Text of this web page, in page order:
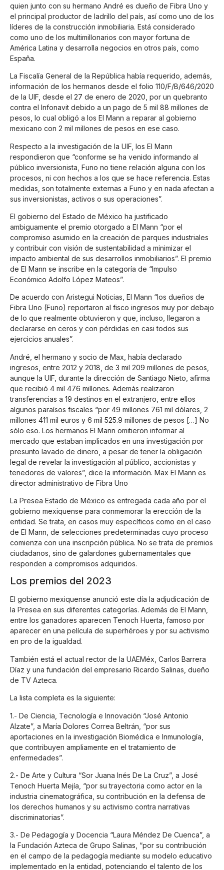
quien junto con su hermano André es dueño de Fibra Uno y
el principal productor de ladrillo del país, así como uno de los
líderes de la construcción inmobiliaria. Está considerado
como uno de los multimillonarios con mayor fortuna de
América Latina y desarrolla negocios en otros país, como
España.
La Fiscalía General de la República había requerido, además,
información de los hermanos desde el folio 110/F/B/646/2020
de la UIF, desde el 27 de enero de 2020, por un quebranto
contra el Infonavit debido a un pago de 5 mil 88 millones de
pesos, lo cual obligó a los El Mann a reparar al gobierno
mexicano con 2 mil millones de pesos en ese caso.
Respecto a la investigación de la UIF, los El Mann
respondieron que “conforme se ha venido informando al
público inversionista, Funo no tiene relación alguna con los
procesos, ni con hechos a los que se hace referencia. Estas
medidas, son totalmente externas a Funo y en nada afectan a
sus inversionistas, activos o sus operaciones”.
El gobierno del Estado de México ha justificado
ambiguamente el premio otorgado a El Mann “por el
compromiso asumido en la creación de parques industriales
y contribuir con visión de sustentabilidad a minimizar el
impacto ambiental de sus desarrollos inmobiliarios”. El premio
de El Mann se inscribe en la categoría de “Impulso
Económico Adolfo López Mateos”.
De acuerdo con Aristegui Noticias, El Mann “los dueños de
Fibra Uno (Funo) reportaron al fisco ingresos muy por debajo
de lo que realmente obtuvieron y que, incluso, llegaron a
declararse en ceros y con pérdidas en casi todos sus
ejercicios anuales”.
André, el hermano y socio de Max, había declarado
ingresos, entre 2012 y 2018, de 3 mil 209 millones de pesos,
aunque la UIF, durante la dirección de Santiago Nieto, afirma
que recibió 4 mil 476 millones. Además realizaron
transferencias a 19 destinos en el extranjero, entre ellos
algunos paraísos fiscales “por 49 millones 761 mil dólares, 2
millones 411 mil euros y 6 mil 525.9 millones de pesos […] No
sólo eso. Los hermanos El Mann omitieron informar al
mercado que estaban implicados en una investigación por
presunto lavado de dinero, a pesar de tener la obligación
legal de revelar la investigación al público, accionistas y
tenedores de valores”, dice la información. Max El Mann es
director administrativo de Fibra Uno
La Presea Estado de México es entregada cada año por el
gobierno mexiquense para conmemorar la erección de la
entidad. Se trata, en casos muy específicos como en el caso
de El Mann, de selecciones predeterminadas cuyo proceso
comienza con una inscripción pública. No se trata de premios
ciudadanos, sino de galardones gubernamentales que
responden a compromisos adquiridos.
Los premios del 2023
El gobierno mexiquense anunció este día la adjudicación de
la Presea en sus diferentes categorías. Además de El Mann,
entre los ganadores aparecen Tenoch Huerta, famoso por
aparecer en una película de superhéroes y por su activismo
en pro de la igualdad.
También está el actual rector de la UAEMéx, Carlos Barrera
Díaz y una fundación del empresario Ricardo Salinas, dueño
de TV Azteca.
La lista completa es la siguiente:
1.- De Ciencia, Tecnología e Innovación “José Antonio
Alzate”, a María Dolores Correa Beltrán, “por sus
aportaciones en la investigación Biomédica e Inmunología,
que contribuyen ampliamente en el tratamiento de
enfermedades”.
2.- De Arte y Cultura “Sor Juana Inés De La Cruz”, a José
Tenoch Huerta Mejía, “por su trayectoria como actor en la
industria cinematográfica, su contribución en la defensa de
los derechos humanos y su activismo contra narrativas
discriminatorias”.
3.- De Pedagogía y Docencia “Laura Méndez De Cuenca”, a
la Fundación Azteca de Grupo Salinas, “por su contribución
en el campo de la pedagogía mediante su modelo educativo
implementado en la entidad, potenciando el talento de los